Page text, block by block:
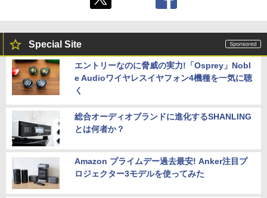
Special Site
エントリーなのに脅威の実力!「Osprey」Nobl
e Audioワイヤレスイヤフォン4機種を一気に聴
く
総合オーディオブランドに進化するSHANLING
とは何者か？
Amazon プライムデー過去最安! Anker注目プ
ロジェクター3モデルを使ってみた